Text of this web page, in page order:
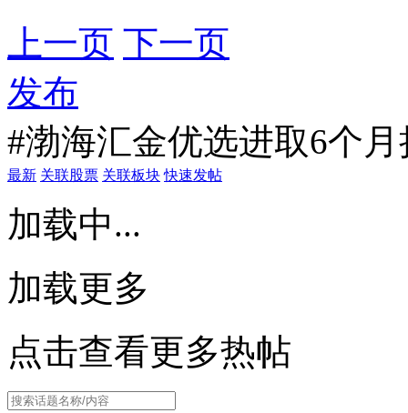
上一页 下一页
发布
#渤海汇金优选进取6个
最新 关联股票 关联板块 快速发帖
加载中...
加载更多
点击查看更多热帖